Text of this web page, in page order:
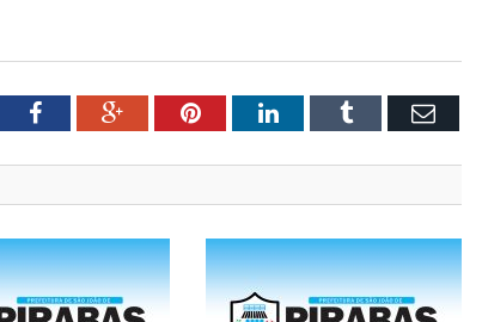
FacebookGoogle+PinterestLinkedInTumblr Email